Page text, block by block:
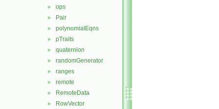
► ops
► Pair
► polynomialEqns
► pTraits
► quaternion
► randomGenerator
► ranges
► remote
► RemoteData
► RowVector